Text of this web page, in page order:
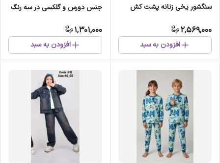
سنگشور یخی زنانه پشت کش
2,569,000
افزودن به سبد
جنس دورس و گلکسی در سه رنگ
1,301,000
افزودن به سبد